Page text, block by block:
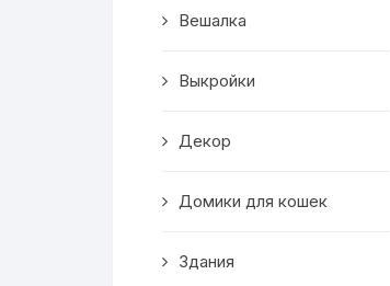
Рамки для фото
Светильники
Вешалка
Выкройки
Декор
Домики для кошек
Здания